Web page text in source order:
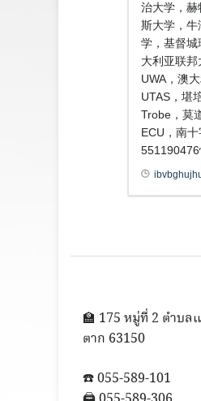
治大学，赫
斯大学，
学，基督城
大利亚联
UWA，澳
UTAS，堪
Trobe，莫
ECU，南
🏫 175 หมู่ที่ 2 ตำบล
ตาก 63150
☎️ 055-589-101